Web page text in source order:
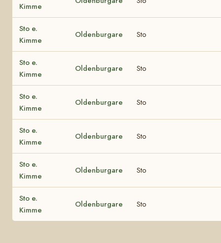
Kimme
Sto e.
Kimme
Oldenburgare Sto
Sto e.
Kimme
Oldenburgare Sto
Sto e.
Kimme
Oldenburgare Sto
Sto e.
Kimme
Oldenburgare Sto
Sto e.
Kimme
Oldenburgare Sto
Sto e.
Kimme
Oldenburgare Sto